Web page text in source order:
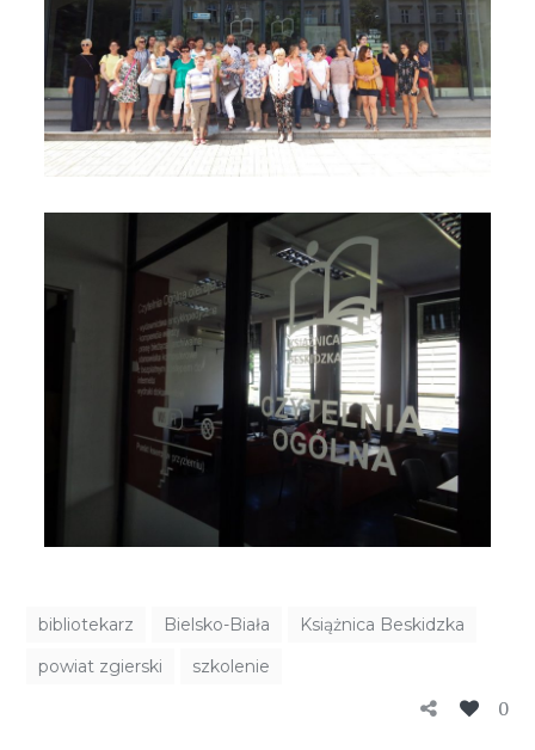
bibliotekarz Bielsko-Biała
Książnica Beskidzka
powiat zgierski
szkolenie
0